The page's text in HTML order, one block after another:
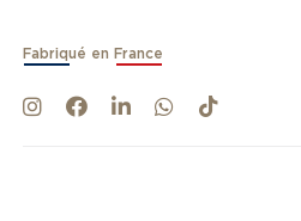
Fabriqué en France